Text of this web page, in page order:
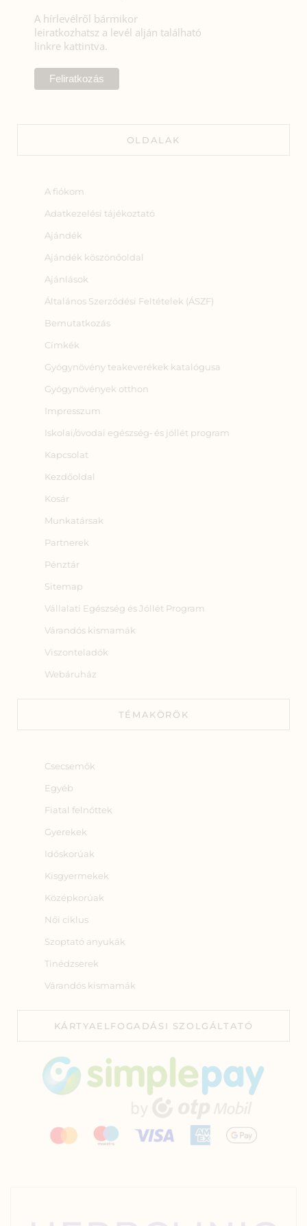
A hírlevélről bármikor
leiratkozhatsz a levél alján található
linkre kattintva.
OLDALAK
A fiókom
Adatkezelési tájékoztató
Ajándék
Ajándék köszönőoldal
Ajánlások
Általános Szerződési Feltételek (ÁSZF)
Bemutatkozás
Címkék
Gyógynövény teakeverékek katalógusa
Gyógynövények otthon
Impresszum
Iskolai/óvodai egészség‑ és jóllét program
Kapcsolat
Kezdőoldal
Kosár
Munkatársak
Partnerek
Pénztár
Sitemap
Vállalati Egészség és Jóllét Program
Várandós kismamák
Viszonteladók
Webáruház
TÉMAKÖRÖK
Csecsemők
Egyéb
Fiatal felnőttek
Gyerekek
Időskorúak
Kisgyermekek
Középkorúak
Női ciklus
Szoptató anyukák
Tinédzserek
Várandós kismamák
KÁRTYAELFOGADÁSI SZOLGÁLTATÓ